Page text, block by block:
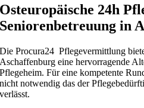
Osteuropäische 24h
Seniorenbetreuung in
Die Procura24 Pflegevermittlung
Aschaffenburg eine hervorragende
Pflegeheim. Für eine kompetente
nicht notwendig das der
verlässt.